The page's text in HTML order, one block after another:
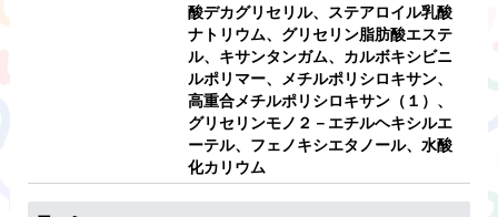
酸デカグリセリル、ステアロイル乳酸
ナトリウム、グリセリン脂肪酸エステ
ル、キサンタンガム、カルボキシビニ
ルポリマー、メチルポリシロキサン、
高重合メチルポリシロキサン（１）、
グリセリンモノ２－エチルヘキシルエ
ーテル、フェノキシエタノール、水酸
化カリウム